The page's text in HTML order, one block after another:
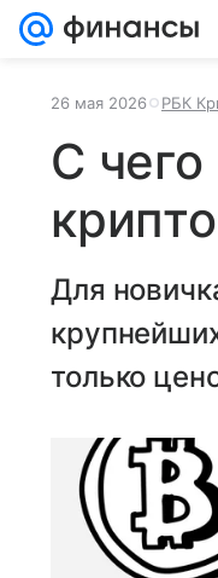
26 мая 2026 РБК
С чего
Для
только